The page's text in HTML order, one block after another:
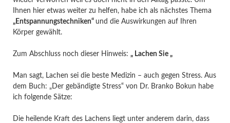
Ihnen hier etwas weiter zu helfen, habe ich als nächstes Thema
„Entspannungstechniken“ und die Auswirkungen auf Ihren
Körper gewählt.
Zum Abschluss noch dieser Hinweis: „ Lachen Sie „
Man sagt, Lachen sei die beste Medizin – auch gegen Stress. Aus
dem Buch: „Der gebändigte Stress“ von Dr. Branko Bokun habe
ich folgende Sätze:
Die heilende Kraft des Lachens liegt unter anderem darin, dass